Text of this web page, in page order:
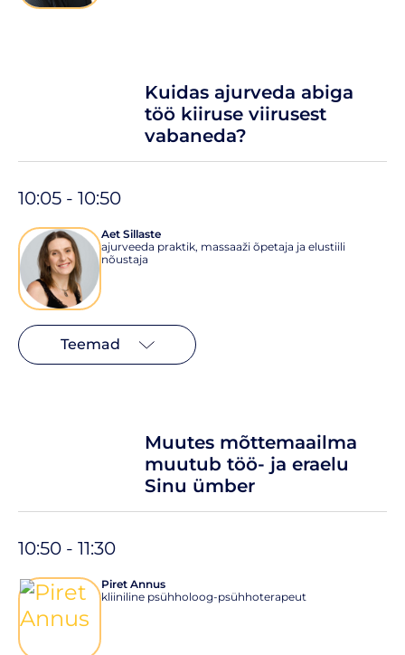
Kuidas ajurveda abiga
töö kiiruse viirusest
vabaneda?
10:05 - 10:50
Aet Sillaste
ajurveeda praktik, massaaži õpetaja ja elustiili
nõustaja
Teemad
Muutes mõttemaailma
muutub töö- ja eraelu
Sinu ümber
10:50 - 11:30
Piret Annus
kliiniline psühholoog-psühhoterapeut